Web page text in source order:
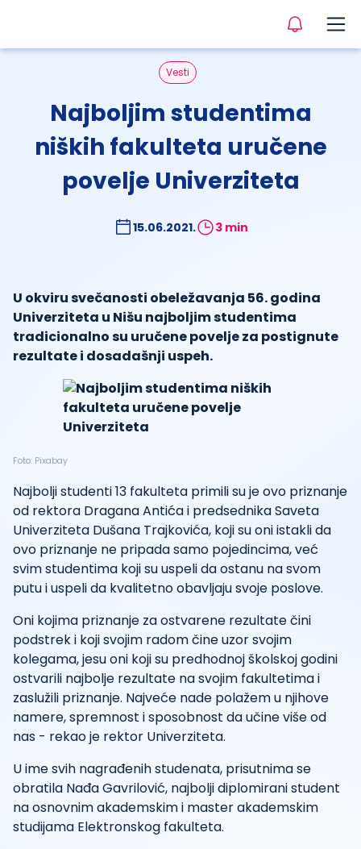
Vesti
Najboljim studentima
niških fakulteta uručene
povelje Univerziteta
15.06.2021. 3 min
U okviru svečanosti obeležavanja 56. godina
Univerziteta u Nišu najboljim studentima
tradicionalno su uručene povelje za postignute
rezultate i dosadašnji uspeh.
Foto: Pixabay
Najbolji studenti 13 fakulteta primili su je ovo priznanje
od rektora Dragana Antića i predsednika Saveta
Univerziteta Dušana Trajkovića, koji su oni istakli da
ovo priznanje ne pripada samo pojedincima, već
svim studentima koji su uspeli da ostanu na svom
putu i uspeli da kvalitetno obavljaju svoje poslove.
Oni kojima priznanje za ostvarene rezultate čini
podstrek i koji svojim radom čine uzor svojim
kolegama, jesu oni koji su predhodnoj školskoj godini
ostvarili najbolje rezultate na svojim fakultetima i
zaslužili priznanje. Najveće nade polažem u njihove
namere, spremnost i sposobnost da učine više od
nas - rekao je rektor Univerziteta.
U ime svih nagrađenih studenata, prisutnima se
obratila Nađa Gavrilović, najbolji diplomirani student
na osnovnim akademskim i master akademskim
studijama Elektronskog fakulteta.